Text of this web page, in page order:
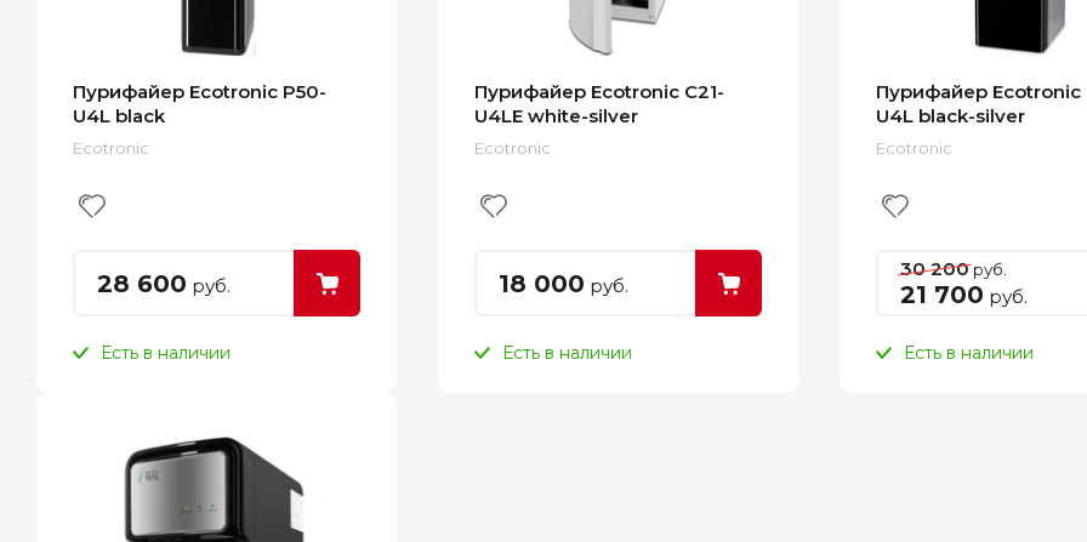
Пурифайер Ecotronic P50-
U4L black
Ecotronic
28 600 руб.
Есть в наличии
Пурифайер Ecotronic C21-
U4LE white-silver
Ecotronic
18 000 руб.
Есть в наличии
Пурифайер Ecotronic
U4L black-silver
Ecotronic
30 200руб.
21 700 руб.
Есть в наличии